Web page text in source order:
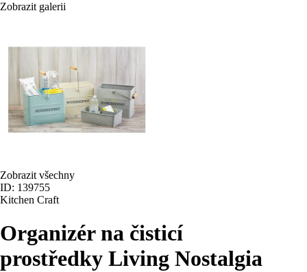
Zobrazit galerii
Zobrazit všechny
ID: 139755
Kitchen Craft
Organizér na čisticí
prostředky Living Nostalgia